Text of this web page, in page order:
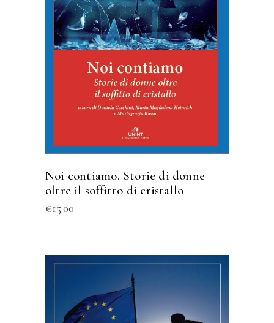
ACQUISTA
Noi contiamo. Storie di donne
oltre il soffitto di cristallo
€15.00